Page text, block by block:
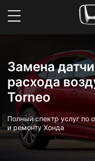
Замена
расхода
Torneo
Полный спектр услуг по
и ремонту Хонда